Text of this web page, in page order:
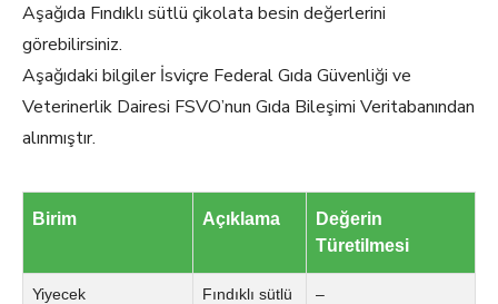
Aşağıda Fındıklı sütlü çikolata besin değerlerini
görebilirsiniz.
Aşağıdaki bilgiler İsviçre Federal Gıda Güvenliği ve
Veterinerlik Dairesi FSVO’nun Gıda Bileşimi Veritabanından
alınmıştır.
Birim Açıklama
Değerin
Türetilmesi
Yiyecek
Fındıklı sütlü
–